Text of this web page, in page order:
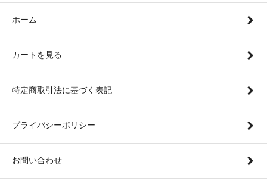
ホーム
カートを見る
特定商取引法に基づく表記
プライバシーポリシー
お問い合わせ